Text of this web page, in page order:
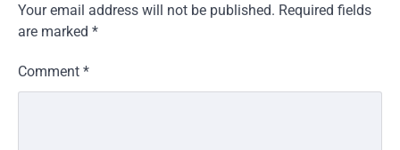
Your email address will not be published. Required fields
are marked *
Comment *